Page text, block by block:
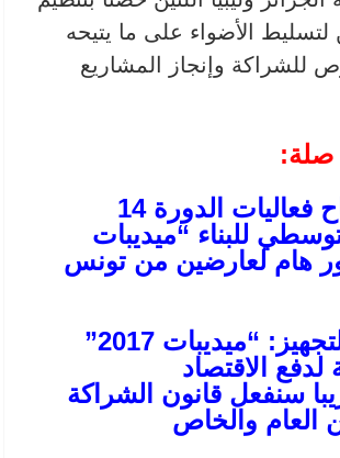
لتسليط الأضواء على ما يتيحه
للشراكة وإنجاز المشاريع
صلة:
بالصور: افتتاح فعاليات الدورة 14
للبناء “ميديبات
هام لعارضين من تونس
فيديو/وزير التجهيز: “ميديبات 2017”
الاقتصاد
سنفعل قانون الشراكة
العام والخاص